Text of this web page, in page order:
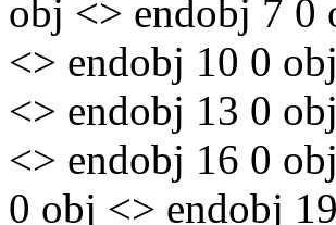
obj <> endobj 7 0
<> endobj 10 0
<> endobj 13 0
<> endobj 16 0
0 obj <> endobj